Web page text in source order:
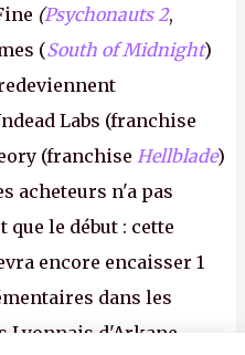
(Psychonauts 2,
(South of Midnight)
Labs (franchise
(franchise Hellblade)
acheteurs n'a pas
que le début : cette
encore encaisser 1
dans les
Lyonnais d'Arkane